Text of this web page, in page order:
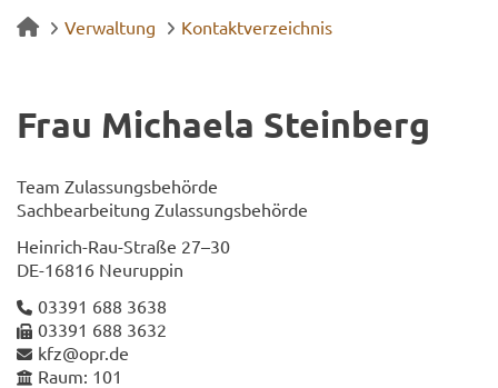
Verwaltung Kontaktverzeichnis
Frau Mi­chae­la Stein­berg
Team Zu­las­sungs­be­hör­de
Sach­be­ar­bei­tung Zu­las­sungs­be­hör­de
Heinrich-​Rau-Straße 27–30
DE-​16816 Neu­rup­pin
03391 688 3638
03391 688 3632
kfz@opr.de
Raum: 101